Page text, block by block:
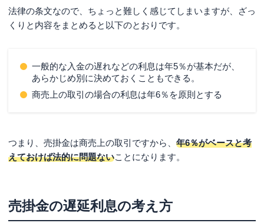
法律の条文なので、ちょっと難しく感じてしまいますが、ざっ
くりと内容をまとめると以下のとおりです。
一般的な入金の遅れなどの利息は年5％が基本だが、
あらかじめ別に決めておくこともできる。
商売上の取引の場合の利息は年6％を原則とする
つまり、売掛金は商売上の取引ですから、 年6％がベースと考
えておけば法的に問題ないことになります。
売掛金の遅延利息の考え方